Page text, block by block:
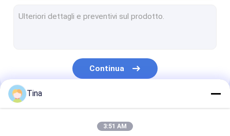
Connettori di ingresso/uscita
Connettore di BTB
presa di corrente continua
Continua
Le Nostre Categorie
Tina
3:51 AM